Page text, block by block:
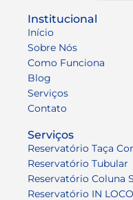
Institucional
Início
Sobre Nós
Como Funciona
Blog
Serviços
Contato
Serviços
Reservatório Taça
Reservatório Tubular
Reservatório Coluna
Reservatório IN LOCO